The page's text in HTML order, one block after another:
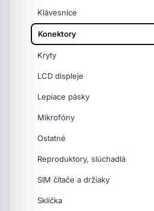
Klávesnice
Konektory
Kryty
LCD displeje
Lepiace pásky
Mikrofóny
Ostatné
Reproduktory, slúchadlá
SIM čítače a držiaky
Sklíčka